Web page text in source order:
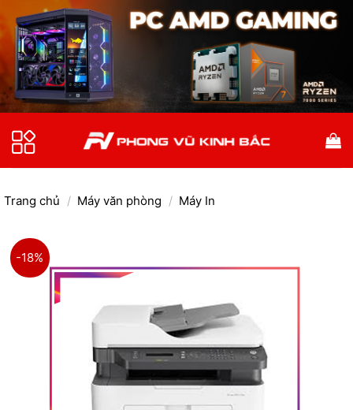
qua
nội
dung
Trang chủ / Máy văn phòng / Máy In
-18%